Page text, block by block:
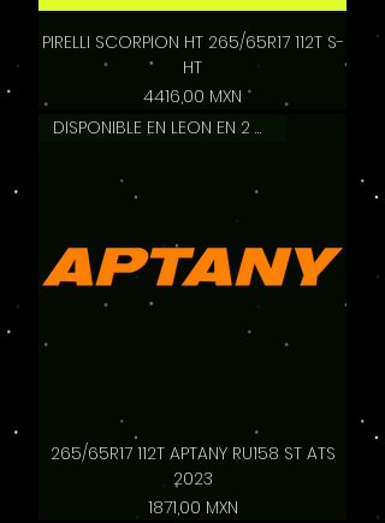
PIRELLI SCORPION HT 265/65R17 112T S-
HT
Precio
4416,00 MXN
DISPONIBLE EN LEON EN 2 HRS
265/65R17 112T APTANY RU158 ST ATS
2023
Precio
1871,00 MXN